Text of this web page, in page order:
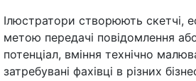
Ілюстратори створюють скетчі,
метою передачі повідомлення
потенціал, вміння технічно
затребувані фахівці в різних